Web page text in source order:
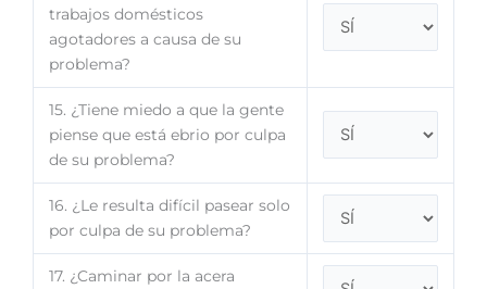
trabajos domésticos
agotadores a causa de su
problema?
15. ¿Tiene miedo a que la gente
piense que está ebrio por culpa
de su problema?
16. ¿Le resulta difícil pasear solo
por culpa de su problema?
17. ¿Caminar por la acera